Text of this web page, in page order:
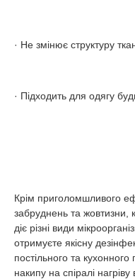
· Не змінює структуру
· Підходить для одягу
Крім приголомшливого
забруднень та жовтизни,
діє різні види
отримуєте якісну
постільного та
накипу на спіралі